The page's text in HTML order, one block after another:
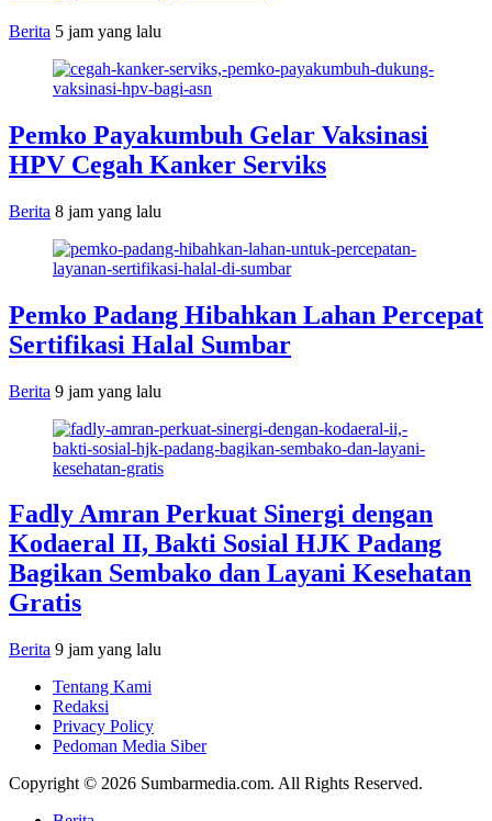
Berita 5 jam yang lalu
Pemko Payakumbuh Gelar Vaksinasi
HPV Cegah Kanker Serviks
Berita 8 jam yang lalu
Pemko Padang Hibahkan Lahan Percepat
Sertifikasi Halal Sumbar
Berita 9 jam yang lalu
Fadly Amran Perkuat Sinergi dengan
Kodaeral II, Bakti Sosial HJK Padang
Bagikan Sembako dan Layani Kesehatan
Gratis
Berita 9 jam yang lalu
Tentang Kami
Redaksi
Privacy Policy
Pedoman Media Siber
Copyright © 2026 Sumbarmedia.com. All Rights Reserved.